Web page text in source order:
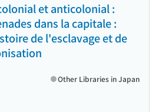
et anticolonial :
dans la capitale :
de l'esclavage et de
Other Libraries in Japan